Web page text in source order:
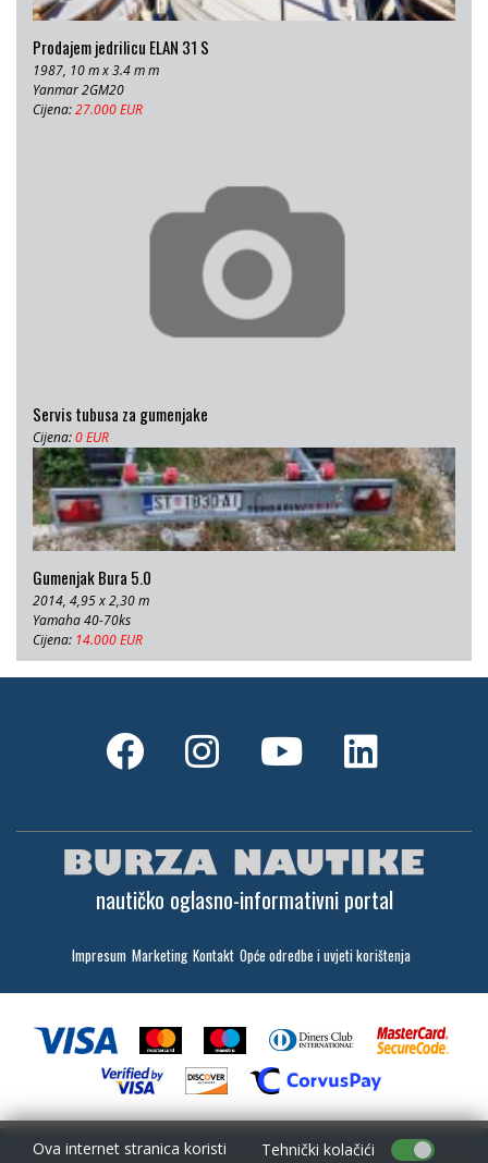
Prodajem jedrilicu ELAN 31 S
1987, 10 m x 3.4 m m
Yanmar 2GM20
Cijena:27.000 EUR
Servis tubusa za gumenjake
Cijena:0 EUR
Gumenjak Bura 5.0
2014, 4,95 x 2,30 m
Yamaha 40-70ks
Cijena: 14.000 EUR
nautičko oglasno-informativni portal
Impresum Marketing Kontakt Opće odredbe i uvjeti korištenja
Ova internet stranica koristi
Tehnički kolačići